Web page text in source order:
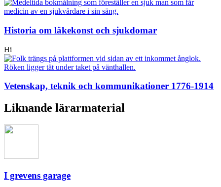
Historia om läkekonst och sjukdomar
Hi
Vetenskap, teknik och kommunikationer 1776-1914
Liknande lärarmaterial
I grevens garage